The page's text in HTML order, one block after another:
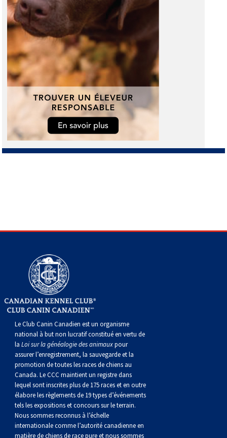
Le Club Canin Canadien est un organisme
national à but non lucratif constitué en vertu de
la Loi sur la généalogie des animauxpour
assurer l’enregistrement, la sauvegarde et la
promotion de toutes les races de chiens au
Canada. Le CCC maintient un registre dans
lequel sont inscrites plus de 175 races et en outre
élabore les règlements de 19 types d’événements
tels les expositions et concours sur le terrain.
Nous sommes reconnus à l’échelle
internationale comme l’autorité canadienne en
matière de chiens de race pure et nous sommes